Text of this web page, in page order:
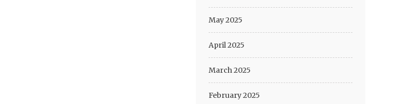
May 2025
April 2025
March 2025
February 2025